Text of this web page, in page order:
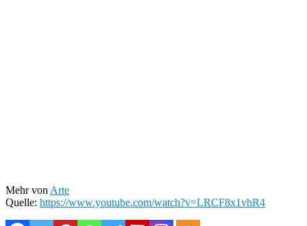
Mehr von Arte
Quelle: https://www.youtube.com/watch?v=LRCF8x1vhR4